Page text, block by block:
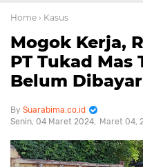
Home › Kasus
Mogok Kerja,
PT Tukad Mas
Belum
Suarabima.co.id
Senin, 04 Maret 2024
Maret 04,